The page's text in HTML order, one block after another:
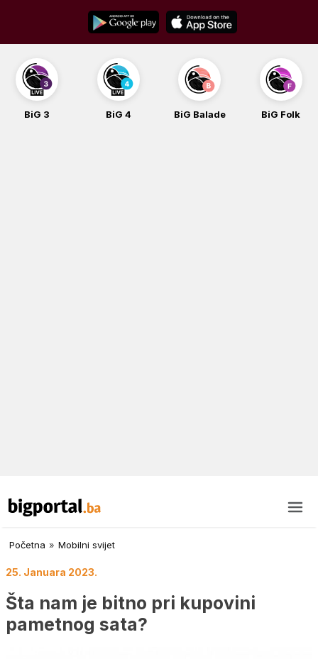
content
BiG 3 BiG 4 BiG Balade BiG Folk
Početna » Mobilni svijet
25. Januara 2023.
Šta nam je bitno pri kupovini
pametnog sata?